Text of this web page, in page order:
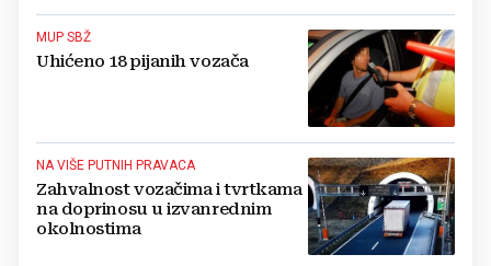
MUP SBŽ
Uhićeno 18 pijanih vozača
NA VIŠE PUTNIH PRAVACA
Zahvalnost vozačima i tvrtkama
na doprinosu u izvanrednim
okolnostima